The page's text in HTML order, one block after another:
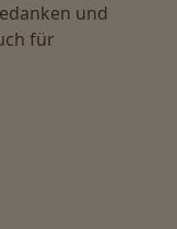
und
für